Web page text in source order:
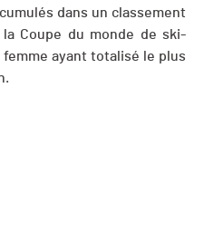
dans un classement
Coupe du monde de ski-
ayant totalisé le plus